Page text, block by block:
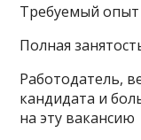
Требуемый опыт
Полная
Работодатель,
кандидата и
на эту вакансию